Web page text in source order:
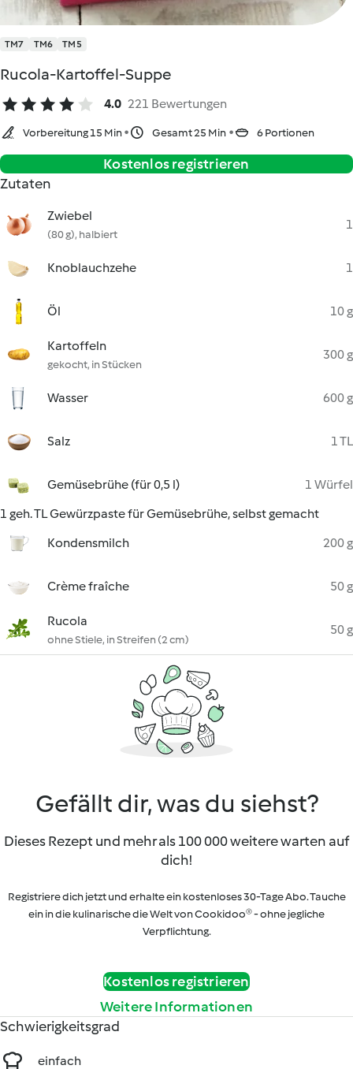
TM7 TM6 TM5
Rucola-Kartoffel-Suppe
4.0 221 Bewertungen
Vorbereitung 15 Min Gesamt 25 Min 6 Portionen
Kostenlos registrieren
Zutaten
Zwiebel
(80 g), halbiert
1
Knoblauchzehe 1
Öl 10 g
Kartoffeln
gekocht, in Stücken
300 g
Wasser 600 g
Salz 1 TL
Gemüsebrühe (für 0,5 l)
1 Würfel
1 geh. TL Gewürzpaste für Gemüsebrühe, selbst gemacht
Kondensmilch
200 g
Crème fraîche 50 g
Rucola
ohne Stiele, in Streifen (2 cm)
50 g
Gefällt dir, was du siehst?
Dieses Rezept und mehr als 100 000 weitere warten auf
dich!
Registriere dich jetzt und erhalte ein kostenloses 30-Tage Abo. Tauche
ein in die kulinarische die Welt von Cookidoo® - ohne jegliche
Verpflichtung.
Kostenlos registrieren
Weitere Informationen
Schwierigkeitsgrad
einfach